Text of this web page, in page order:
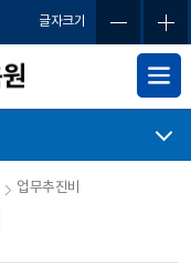
글자크기
업무추진비